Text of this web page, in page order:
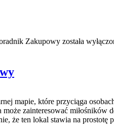
Zakupowy została
mapie, które przyciąga
może zainteresować
że ten lokal stawia na